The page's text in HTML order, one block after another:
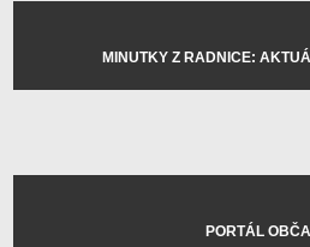
MINUTKY Z RADNICE:
PORTÁL